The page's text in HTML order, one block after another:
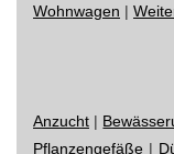
Wohnwagen |
Anzucht |
Pflanzengefäße |